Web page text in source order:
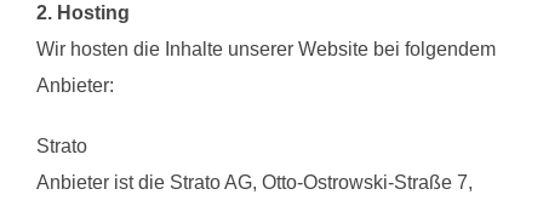
2. Hosting
Wir hosten die Inhalte unserer Website bei folgendem
Anbieter:
Strato
Anbieter ist die Strato AG, Otto-Ostrowski-Straße 7,